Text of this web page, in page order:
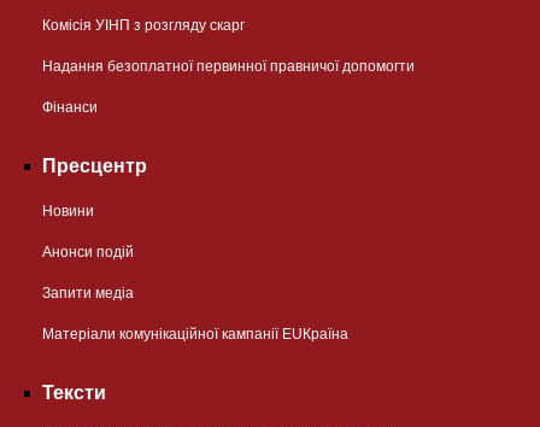
Комісія УІНП з розгляду скарг
Надання безоплатної первинної правничої допомогти
Фінанси
Пресцентр
Новини
Анонси подій
Запити медіа
Матеріали комунікаційної кампанії EUКраїна
Тексти